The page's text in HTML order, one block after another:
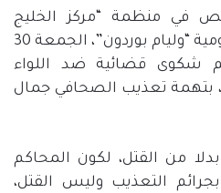
في منظمة “مركز الخليج
لحقوق الإنسان” غير الحكومية “وليام بوردون”، الجمعة 30
شكوى قضائية ضد اللواء
بتهمة تعذيب الصحافي جمال
من القتل، لكون المحاكم
التعذيب وليس القتل،